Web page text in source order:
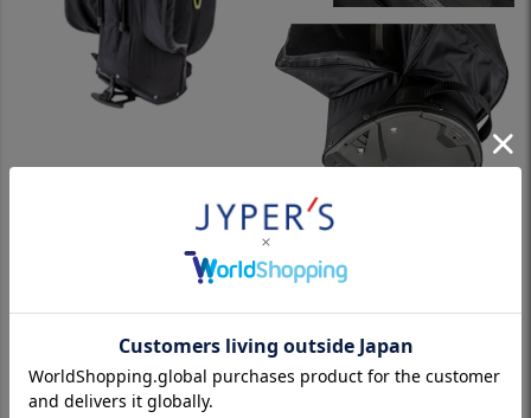
※パソコンやスマホによっては実際の色と多少異なる場合があり
■品番：5LJC193000
■素材：合成繊維(ナイロン)